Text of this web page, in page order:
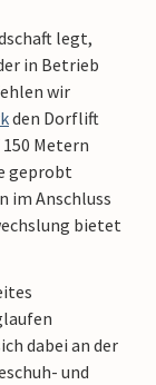
legt,
in Betrieb
wir
den Dorflift
Metern
geprobt
im Anschluss
bietet
dabei an der
und